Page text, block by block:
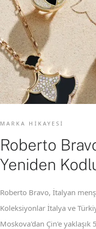
MARKA HIKAYESI
Roberto
Yeniden
Roberto Bravo, İtalyan
Koleksiyonlar İtalya ve
Moskova'dan Çin'e yaklaşık